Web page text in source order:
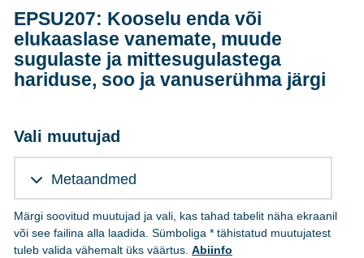
EPSU207: Kooselu enda või
elukaaslase vanemate, muude
sugulaste ja mittesugulastega
hariduse, soo ja vanuserühma järgi
Vali muutujad
Metaandmed
Märgi soovitud muutujad ja vali, kas tahad tabelit näha ekraanil
või see failina alla laadida. Sümboliga * tähistatud muutujatest
tuleb valida vähemalt üks väärtus. Abiinfo